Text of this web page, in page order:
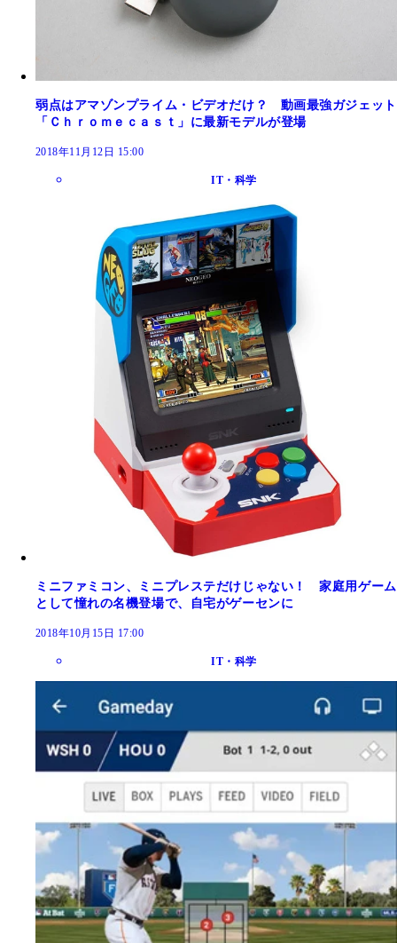
弱点はアマゾンプライム・ビデオだけ？ 動画最強ガジェット
「Ｃｈｒｏｍｅｃａｓｔ」に最新モデルが登場
2018年11月12日 15:00
IT・科学
ミニファミコン、ミニプレステだけじゃない！ 家庭用ゲーム
として憧れの名機登場で、自宅がゲーセンに
2018年10月15日 17:00
IT・科学